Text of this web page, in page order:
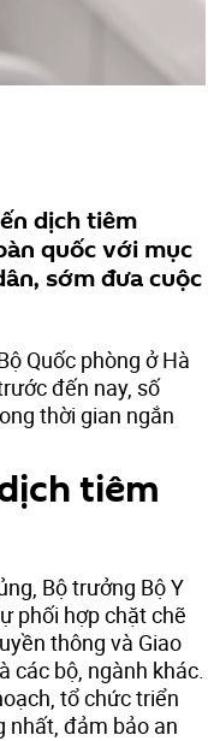
dịch tiêm
quốc với mục
sớm đưa cuộc
Quốc phòng ở Hà
đến nay, số
thời gian ngắn
tiêm
Bộ trưởng Bộ Y
phối hợp chặt chẽ
thông và Giao
các bộ, ngành khác.
tổ chức triển
nhất, đảm bảo an